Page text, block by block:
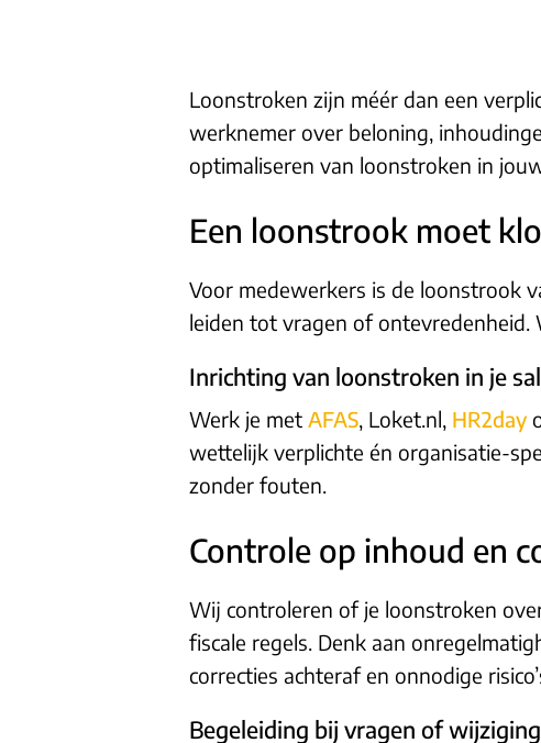
Loonstroken zijn méér dan een
werknemer over beloning,
optimaliseren van loonstroken in
Een loonstrook moet
Voor medewerkers is de loonstrook
leiden tot vragen of ontevredenheid.
Inrichting van loonstroken in je
Werk je met AFAS, Loket.nl, HR2day
wettelijk verplichte én organisatie-
zonder fouten.
Controle op inhoud en
Wij controleren of je loonstroken
fiscale regels. Denk aan
correcties achteraf en onnodige
Begeleiding bij vragen of